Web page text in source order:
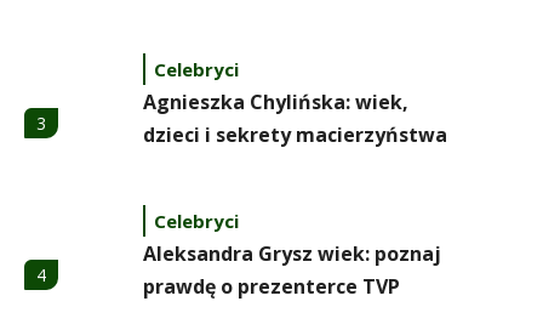
3
Celebryci
Agnieszka Chylińska: wiek,
dzieci i sekrety macierzyństwa
4
Celebryci
Aleksandra Grysz wiek: poznaj
prawdę o prezenterce TVP